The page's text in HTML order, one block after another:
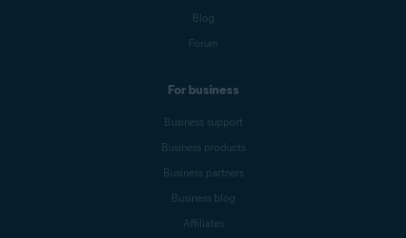
Blog
Forum
For business
Business support
Business products
Business partners
Business blog
Affiliates